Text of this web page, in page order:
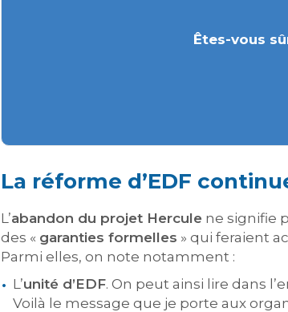
Êtes-vous
La réforme d’EDF
L’abandon du projet Hercule ne signifie
des « garanties formelles » qui feraient
Parmi elles, on note notamment :
L’unité d’EDF. On peut ainsi lire dans
Voilà le message que je porte aux